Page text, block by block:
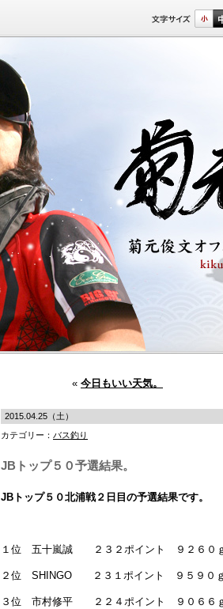
« 今日もいい天気。
2015.04.25（土）
カテゴリー： バス釣り
JBトップ５０予選結果。
JBトップ５０北浦戦２日目の予選結果です。
１位 五十嵐誠 ２３２ポイント ９２６０
２位 SHINGO ２３１ポイント ９５９０ｇ
３位 市村修平 ２２４ポイント ９０６６